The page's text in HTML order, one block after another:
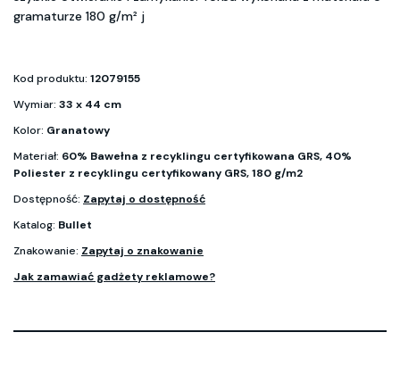
gramaturze 180 g/m² j
Kod produktu: 12079155
Wymiar: 33 x 44 cm
Kolor: Granatowy
Materiał: 60% Bawełna z recyklingu certyfikowana GRS, 40%
Poliester z recyklingu certyfikowany GRS, 180 g/m2
Dostępność: Zapytaj o dostępność
Katalog: Bullet
Znakowanie: Zapytaj o znakowanie
Jak zamawiać gadżety reklamowe?